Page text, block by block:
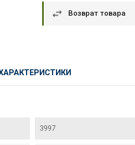
Оформляют заказ и доставляют
Возврат товара
3997